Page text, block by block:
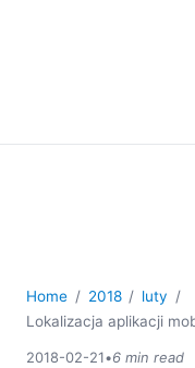
Home 2018
luty
Lokalizacja aplikacji
2018-02-21•6 min read